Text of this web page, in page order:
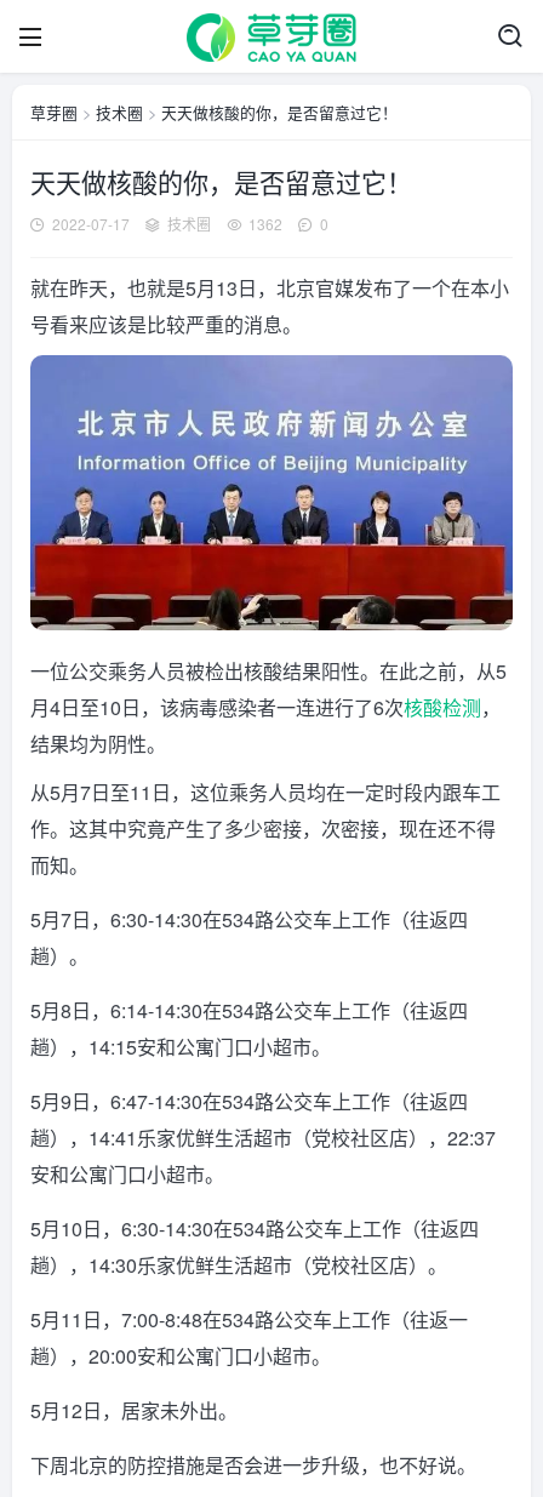
草芽圈 > 技术圈 > 天天做核酸的你，是否留意过它！
天天做核酸的你，是否留意过它！
2022-07-17 技术圈 1362 0
就在昨天，也就是5月13日，北京官媒发布了一个在本小
号看来应该是比较严重的消息。
一位公交乘务人员被检出核酸结果阳性。在此之前，从5
月4日至10日，该病毒感染者一连进行了6次核酸检测，
结果均为阴性。
从5月7日至11日，这位乘务人员均在一定时段内跟车工
作。这其中究竟产生了多少密接，次密接，现在还不得
而知。
5月7日，6:30-14:30在534路公交车上工作（往返四
趟）。
5月8日，6:14-14:30在534路公交车上工作（往返四
趟），14:15安和公寓门口小超市。
5月9日，6:47-14:30在534路公交车上工作（往返四
趟），14:41乐家优鲜生活超市（党校社区店），22:37
安和公寓门口小超市。
5月10日，6:30-14:30在534路公交车上工作（往返四
趟），14:30乐家优鲜生活超市（党校社区店）。
5月11日，7:00-8:48在534路公交车上工作（往返一
趟），20:00安和公寓门口小超市。
5月12日，居家未外出。
下周北京的防控措施是否会进一步升级，也不好说。